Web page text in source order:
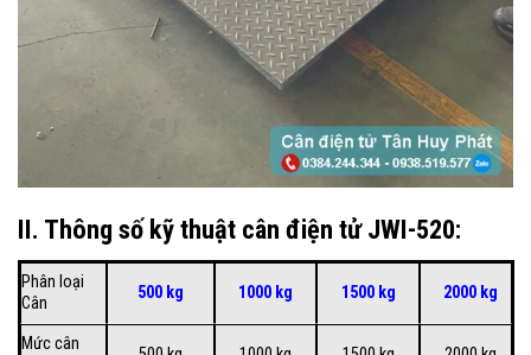
II. Thông số kỹ thuật cân điện tử JWI-520:
Phân loại
Cân
500 kg 1000 kg 1500 kg 2000 kg
Mức cân